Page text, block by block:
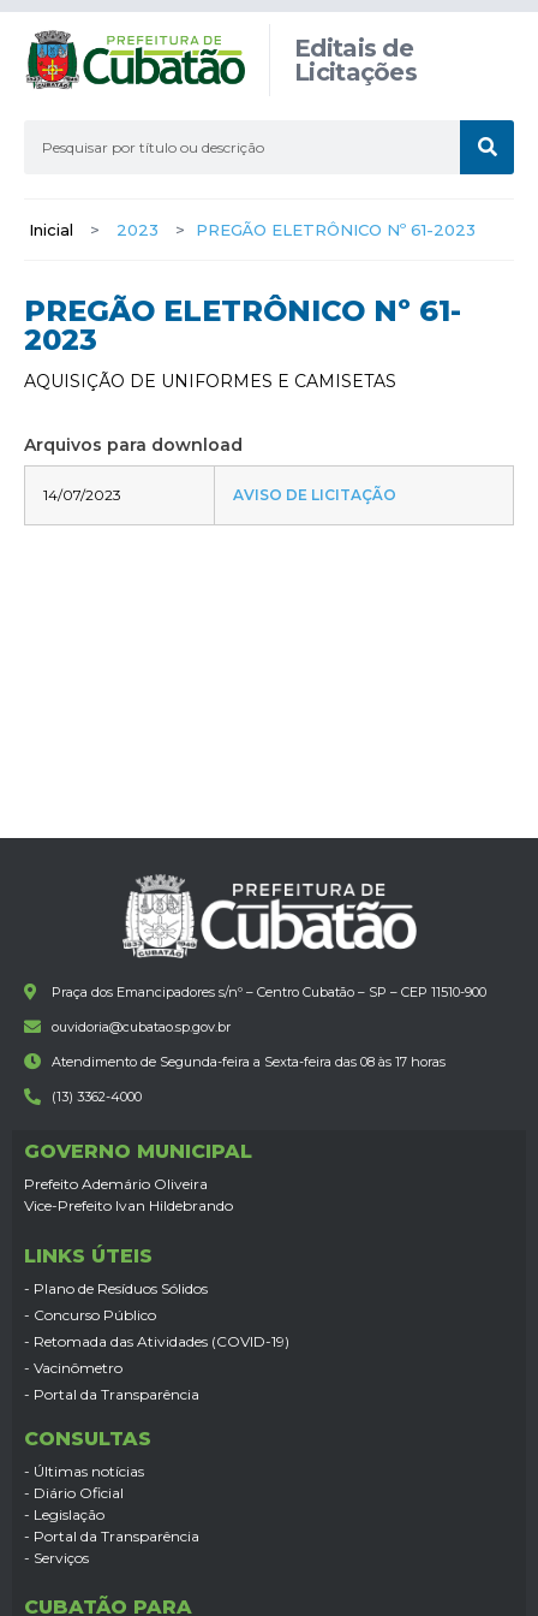
Editais de
Licitações
Inicial > 2023 > PREGÃO ELETRÔNICO Nº 61-2023
PREGÃO ELETRÔNICO Nº 61-
2023
AQUISIÇÃO DE UNIFORMES E CAMISETAS
Arquivos para download
14/07/2023 AVISO DE LICITAÇÃO
Praça dos Emancipadores s/nº – Centro Cubatão – SP – CEP 11510-900
ouvidoria@cubatao.sp.gov.br
Atendimento de Segunda-feira a Sexta-feira das 08 às 17 horas
(13) 3362-4000
GOVERNO MUNICIPAL
Prefeito Ademário Oliveira
Vice-Prefeito Ivan Hildebrando
LINKS ÚTEIS
- Plano de Resíduos Sólidos
- Concurso Público
- Retomada das Atividades (COVID-19)
- Vacinômetro
- Portal da Transparência
CONSULTAS
- Últimas notícias
- Diário Oficial
- Legislação
- Portal da Transparência
- Serviços
CUBATÃO PARA